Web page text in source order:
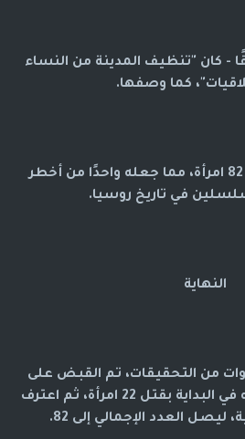
- كان "تنظيف المدينة من النساء
كما وصفها.
وصل عدد ضحاياه إلى 82 امرأة، مما جعله واحدًا من أخطر
في تاريخ روسيا.
النهاية
بعد سنوات من التحقيقات، تم القبض على
بوبكوف. تم الحكم عليه في البداية بقتل 22 امرأة، ثم اعترف
ليصل العدد الإجمالي إلى 82.